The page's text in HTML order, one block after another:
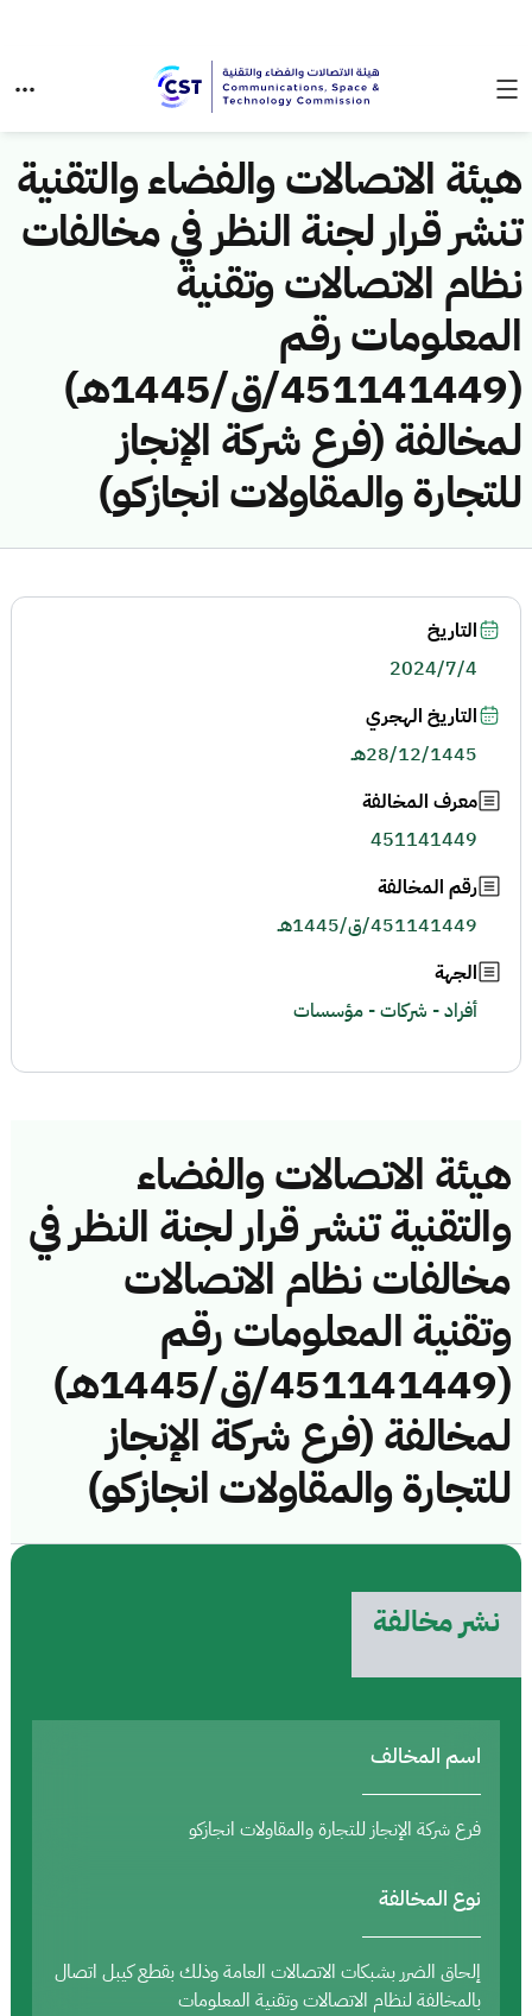
هيئة الاتصالات والفضاء والتقنية
تنشر قرار لجنة النظر في مخالفات
نظام الاتصالات وتقنية
المعلومات رقم
(451141449/ق/1445هـ)
لمخالفة (فرع شركة الإنجاز
للتجارة والمقاولات انجازكو)
هيئة الاتصالات والفضاء
والتقنية تنشر قرار لجنة النظر في
مخالفات نظام الاتصالات
وتقنية المعلومات رقم
(451141449/ق/1445هـ)
لمخالفة (فرع شركة الإنجاز
للتجارة والمقاولات انجازكو)
نشر مخالفة
اسم المخالف
فرع شركة الإنجاز للتجارة والمقاولات انجازكو
نوع المخالفة
إلحاق الضرر بشبكات الاتصالات العامة وذلك بقطع كيبل اتصال
بالمخالفة لنظام الاتصالات وتقنية المعلومات
التاريخ
2024/7/4
التاريخ الهجري
28/12/1445هـ
معرف المخالفة
451141449
رقم المخالفة
451141449/ق/1445هـ
الجهة
أفراد - شركات - مؤسسات